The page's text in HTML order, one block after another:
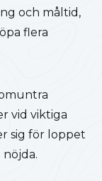
och måltid,
flera
vid viktiga
sig för loppet